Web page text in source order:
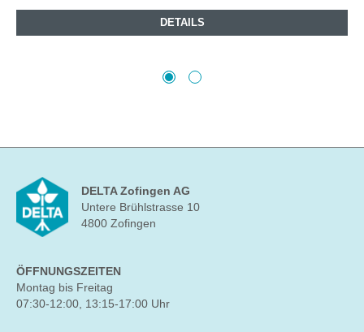
DETAILS
DELTA Zofingen AG
Untere Brühlstrasse 10
4800 Zofingen
ÖFFNUNGSZEITEN
Montag bis Freitag
07:30-12:00, 13:15-17:00 Uhr